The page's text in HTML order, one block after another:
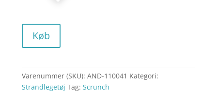
Køb
Varenummer (SKU): AND-110041 Kategori:
Strandlegetøj Tag: Scrunch